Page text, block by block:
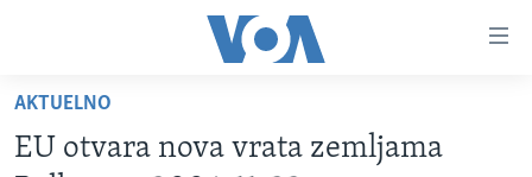
glavni
sadržaj
VIDEO
AKTUELNO
EU otvara nova vrata zemljama